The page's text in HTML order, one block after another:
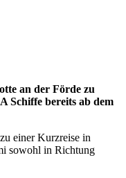
an der Förde zu
Schiffe bereits ab dem
einer Kurzreise in
sowohl in Richtung